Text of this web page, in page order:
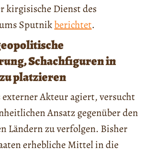
kirgisische Dienst des
Sputnikberichtet.
Schachfiguren in
platzieren
externer Akteur agiert, versucht
Ansatz gegenüber den
Ländern zu verfolgen. Bisher
erhebliche Mittel in die